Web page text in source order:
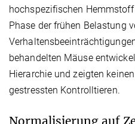
hochspezifischen
Phase der frühen Belastung
behandelten Mäuse
Hierarchie und zeigten
gestressten Kontrolltieren.
Normalisierung auf